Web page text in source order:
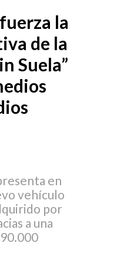
la
de la
Suela”
en
vehículo
por
a una